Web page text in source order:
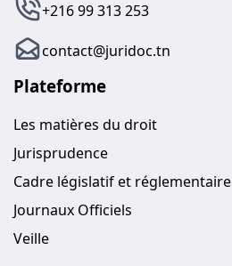
+216 99 313 253
contact@juridoc.tn
Plateforme
Les matières du droit
Jurisprudence
Cadre législatif et réglementaire
Journaux Officiels
Veille